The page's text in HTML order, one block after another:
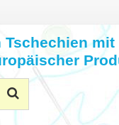
Tschechien mit